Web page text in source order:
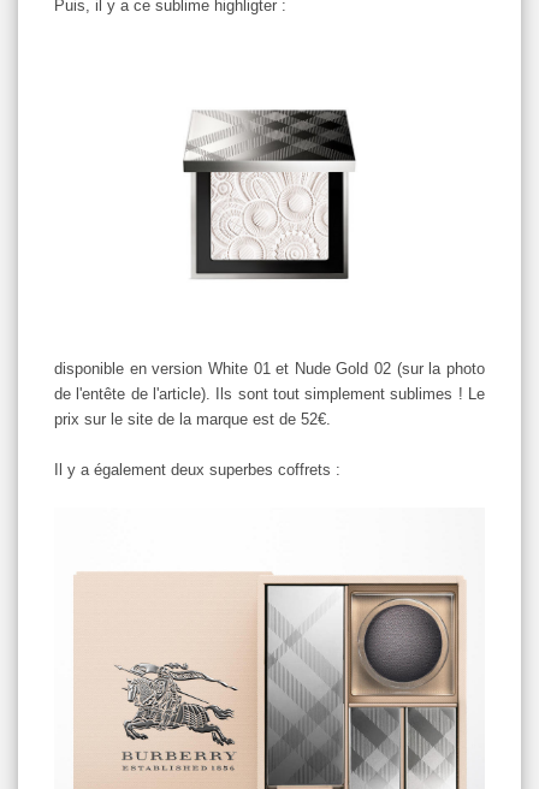
Puis, il y a ce sublime highligter :
disponible en version White 01 et Nude Gold 02 (sur la photo
de l'entête de l'article). Ils sont tout simplement sublimes ! Le
prix sur le site de la marque est de 52€.
Il y a également deux superbes coffrets :